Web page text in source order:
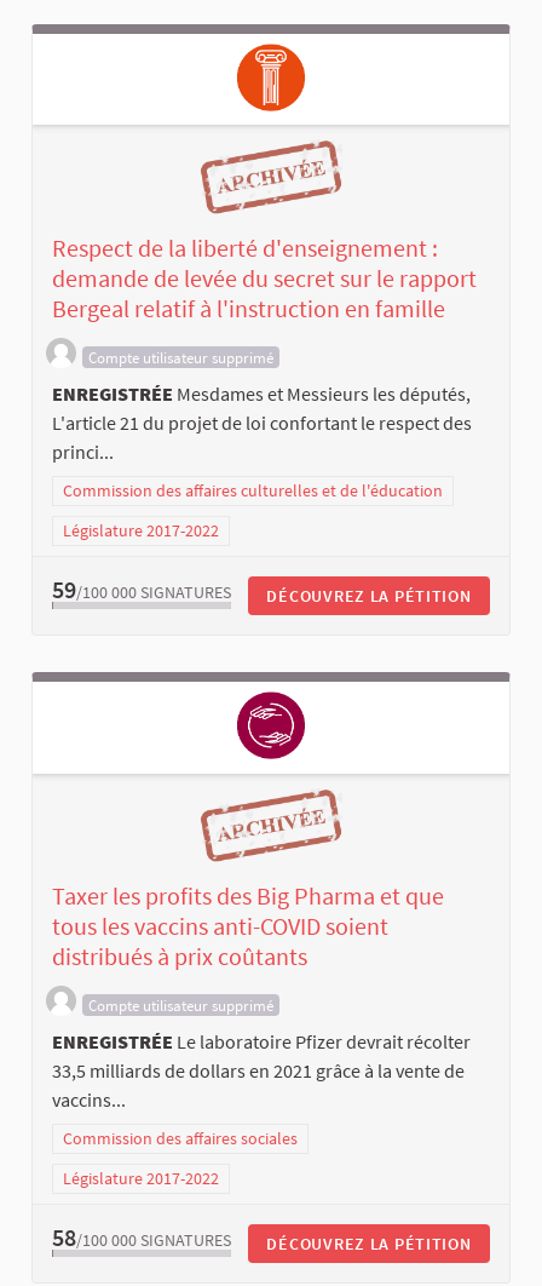
Respect de la liberté d'enseignement :
demande de levée du secret sur le rapport
Bergeal relatif à l'instruction en famille
Compte utilisateur supprimé
ENREGISTRÉE Mesdames et Messieurs les députés,
L'article 21 du projet de loi confortant le respect des
princi...
Commission des affaires culturelles et de l'éducation
Législature 2017-2022
59/100 000 SIGNATURES DÉCOUVREZ LA PÉTITION
Taxer les profits des Big Pharma et que
tous les vaccins anti-COVID soient
distribués à prix coûtants
Compte utilisateur supprimé
ENREGISTRÉE Le laboratoire Pfizer devrait récolter
33,5 milliards de dollars en 2021 grâce à la vente de
vaccins...
Commission des affaires sociales
Législature 2017-2022
58/100 000 SIGNATURES DÉCOUVREZ LA PÉTITION